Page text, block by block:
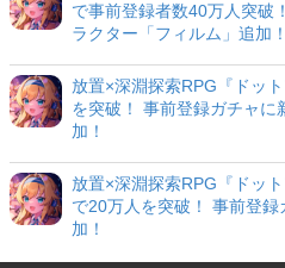
で事前登録者数40万人突破
ラクター「フィルム」追加！
放置×深淵探索RPG『ドッ
を突破！ 事前登録ガチャに
加！
放置×深淵探索RPG『ドッ
で20万人を突破！ 事前登
加！